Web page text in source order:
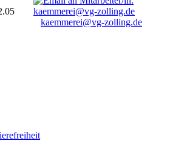
kaemmerei@vg-zolling.de